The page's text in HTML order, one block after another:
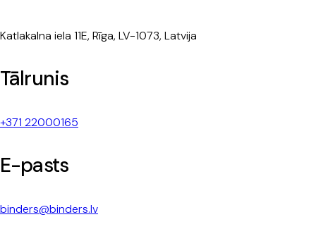
Katlakalna iela 11E, Rīga, LV-1073, Latvija
Tālrunis
+371 22000165
E-pasts
binders@binders.lv